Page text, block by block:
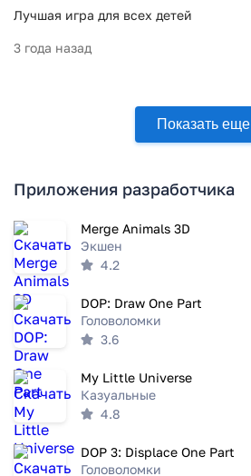
Лучшая игра для всех детей
3 года назад
Показать еще
Приложения разработчика
Merge Animals 3D
Экшен
4.2
DOP: Draw One Part
Головоломки
3.6
My Little Universe
Казуальные
4.8
DOP 3: Displace One Part
Головоломки